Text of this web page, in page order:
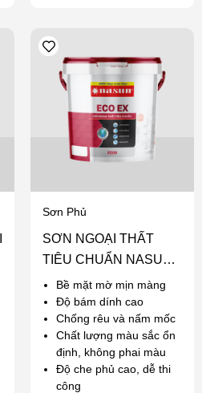
Sơn Phủ
SƠN NGOẠI THẤT
TIÊU CHUẨN NASUN
ECO EX
Bề mặt mờ mịn màng
Độ bám dính cao
Chống rêu và nấm mốc
Chất lượng màu sắc ổn
định, không phai màu
Độ che phủ cao, dễ thi
công